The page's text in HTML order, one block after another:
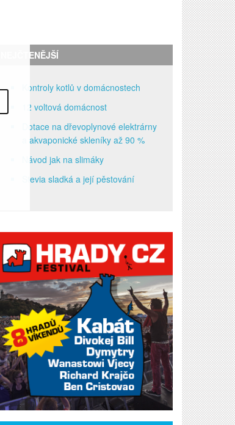
NEJČTENĚJŠÍ
Kontroly kotlů v domácnostech
12 voltová domácnost
Dotace na dřevoplynové elektrárny
a akvaponické skleníky až 90 %
Návod jak na slimáky
Stevia sladká a její pěstování